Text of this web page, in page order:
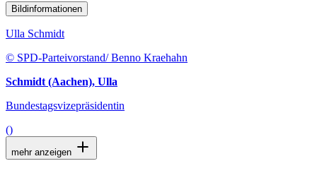
Bildinformationen
Ulla Schmidt
© SPD-Parteivorstand/ Benno Kraehahn
Schmidt (Aachen), Ulla
Bundestagsvizepräsidentin
()
mehr anzeigen